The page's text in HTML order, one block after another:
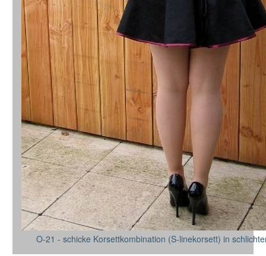
O-21 - schicke Korsettkombination (S-linekorsett) in